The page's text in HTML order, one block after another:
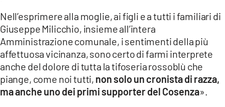
Nell’esprimere alla moglie, ai figli e a tutti i familiari di
Giuseppe Milicchio, insieme all’intera
Amministrazione comunale, i sentimenti della più
affettuosa vicinanza, sono certo di farmi interprete
anche del dolore di tutta la tifoseria rossoblù che
piange, come noi tutti, non solo un cronista di razza,
ma anche uno dei primi supporter del Cosenza».